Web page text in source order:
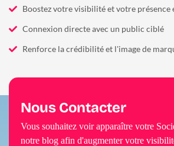
Boostez votre visibilité et votre présence
Connexion directe avec un public ciblé
Renforce la crédibilité et l'image de
Nous Contacter
Vous souhaitez voir apparaître votre
notre blog afin d'augmenter votre